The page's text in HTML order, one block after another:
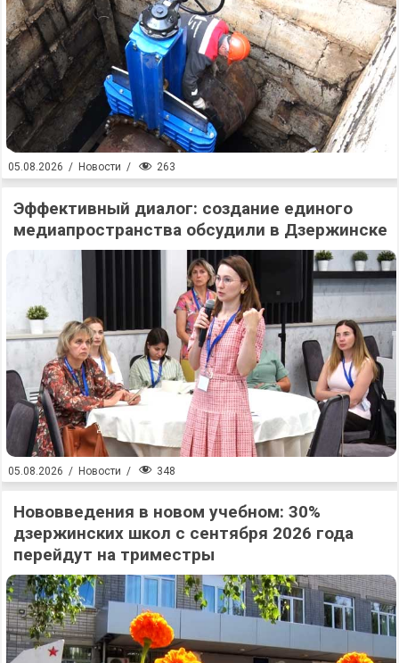
05.08.2026 / Новости / 263
Эффективный диалог: создание единого
медиапространства обсудили в Дзержинске
05.08.2026 / Новости / 348
Нововведения в новом учебном: 30%
дзержинских школ с сентября 2026 года
перейдут на триместры